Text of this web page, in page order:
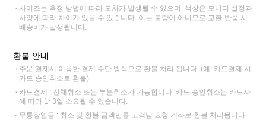
사이즈는 측정 방법에 따라 오차가 발생될 수 있으며, 색상은 모니터 설정과
사양에 따라 차이가 있을 수 있습니다. 이는 불량이 아니므로 교환·반품 시
배송비가 발생됩니다.
환불 안내
주문 결제시 이용한 결제 수단 방식으로 환불 처리 됩니다. (예: 카드결제 시
카드 승인취소로 환불)
카드결제 : 전체취소 또는 부분취소가 가능합니다. 카드 승인취소는 카드사
에 따라 1~3일 소요될 수 있습니다.
무통장입금 : 취소 및 환불 금액만큼 고객님 요청 계좌로 환불 처리됩니다.